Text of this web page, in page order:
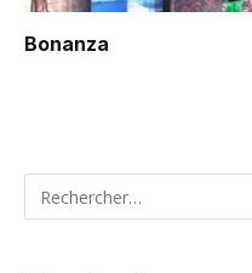
Bonanza